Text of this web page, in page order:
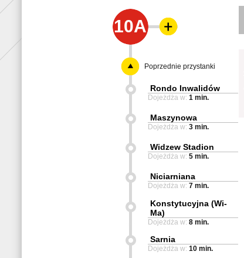
10A
Poprzednie przystanki
Rondo Inwalidów
Dojeżdża w: 1 min.
Maszynowa
Dojeżdża w: 3 min.
Widzew Stadion
Dojeżdża w: 5 min.
Niciarniana
Dojeżdża w: 7 min.
Konstytucyjna (Wi-
Ma)
Dojeżdża w: 8 min.
Sarnia
Dojeżdża w: 10 min.